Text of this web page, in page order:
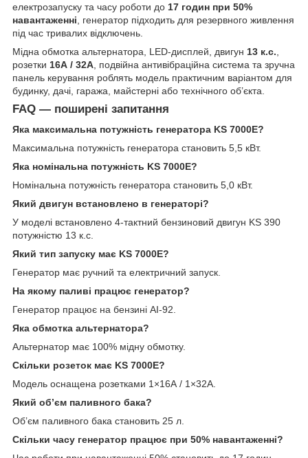
електрозапуску та часу роботи до 17 годин при 50%
навантаженні , генератор підходить для резервного живлення
під час тривалих відключень.
Мідна обмотка альтернатора, LED-дисплей, двигун 13 к.с.
розетки 16А / 32А , подвійна антивібраційна система та зручна
панель керування роблять модель практичним варіантом для
будинку, дачі, гаража, майстерні або технічного об’єкта.
FAQ — поширені запитання
Яка максимальна потужність генератора KS 7000E?
Максимальна потужність генератора становить 5,5 кВт.
Яка номінальна потужність KS 7000E?
Номінальна потужність генератора становить 5,0 кВт.
Який двигун встановлено в генераторі?
У моделі встановлено 4-тактний бензиновий двигун KS 390
потужністю 13 к.с.
Який тип запуску має KS 7000E?
Генератор має ручний та електричний запуск.
На якому паливі працює генератор?
Генератор працює на бензині АІ-92.
Яка обмотка альтернатора?
Альтернатор має 100% мідну обмотку.
Скільки розеток має KS 7000E?
Модель оснащена розетками 1×16А / 1×32А.
Який об’єм паливного бака?
Об’єм паливного бака становить 25 л.
Скільки часу генератор працює при 50% навантаженні?